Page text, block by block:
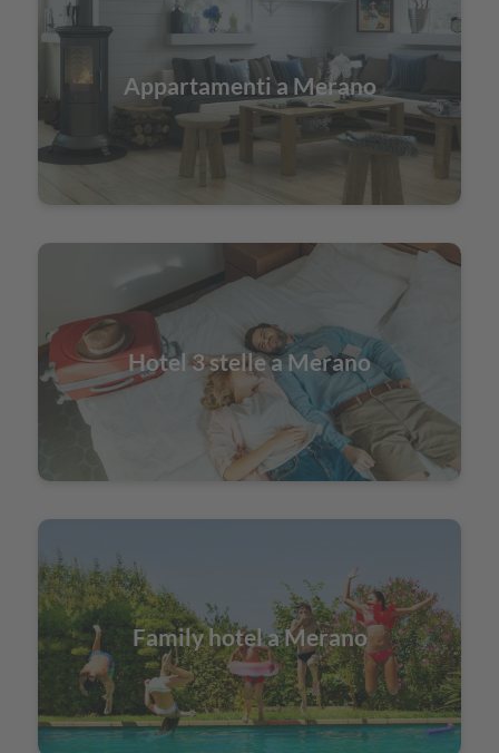
Appartamenti a Merano
Hotel 3 stelle a Merano
Family hotel a Merano